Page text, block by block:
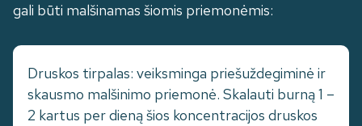
gali būti malšinamas šiomis priemonėmis:
Druskos tirpalas: veiksminga priešuždegiminė ir
skausmo malšinimo priemonė. Skalauti burną 1 –
2 kartus per dieną šios koncentracijos druskos